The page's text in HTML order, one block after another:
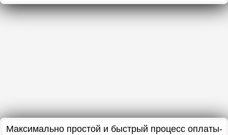
Максимально простой и быстрый процесс оплаты-